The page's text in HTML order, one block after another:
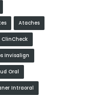
Ataches
ClinCheck
Invisalign
Oral
Intraoral